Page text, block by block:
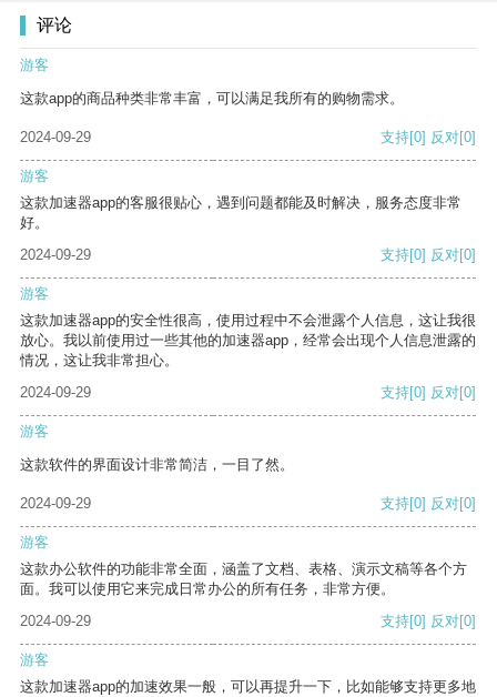
评论
游客
这款app的商品种类非常丰富，可以满足我所有的购物需求。
2024-09-29 支持[0] 反对[0]
游客
这款加速器app的客服很贴心，遇到问题都能及时解决，服务态度非常
好。
2024-09-29
支持[0] 反对[0]
游客
这款加速器app的安全性很高，使用过程中不会泄露个人信息，这让我很
放心。我以前使用过一些其他的加速器app，经常会出现个人信息泄露的
情况，这让我非常担心。
2024-09-29
支持[0] 反对[0]
游客
这款软件的界面设计非常简洁，一目了然。
2024-09-29 支持[0] 反对[0]
游客
这款办公软件的功能非常全面，涵盖了文档、表格、演示文稿等各个方
面。我可以使用它来完成日常办公的所有任务，非常方便。
2024-09-29
支持[0] 反对[0]
游客
这款加速器app的加速效果一般，可以再提升一下，比如能够支持更多地